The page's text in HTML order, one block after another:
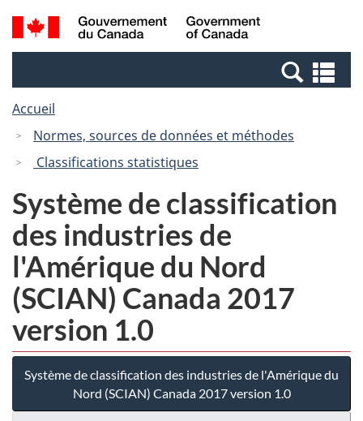
Passer
au
Passer
à
Canada
Recherche
et
et
Accueil
Normes, sources de données et méthodes
Classifications statistiques
Système de classification
des industries de
l'Amérique du Nord
(SCIAN) Canada 2017
version 1.0
Système de classification des industries de l'Amérique du
Nord (SCIAN) Canada 2017 version 1.0